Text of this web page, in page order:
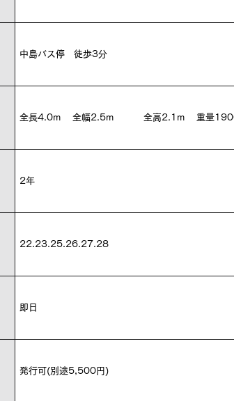
中島バス停 徒歩3分
全長4.0m 全幅2.5m 全高2.1m 重量
2年
22.23.25.26.27.28
即日
発行可(別途5,500円)